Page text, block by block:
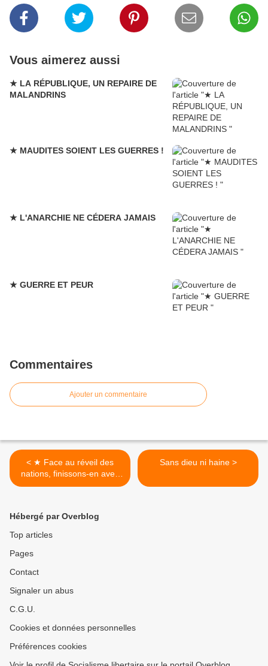
Vous aimerez aussi
★ LA RÉPUBLIQUE, UN REPAIRE DE
MALANDRINS
★ MAUDITES SOIENT LES GUERRES !
★ L'ANARCHIE NE CÉDERA JAMAIS
★ GUERRE ET PEUR
Commentaires
Ajouter un commentaire
< ★ Face au réveil des
nations, finissons-en avec
le patriotisme
Sans dieu ni haine >
Hébergé par Overblog
Top articles
Pages
Contact
Signaler un abus
C.G.U.
Cookies et données personnelles
Préférences cookies